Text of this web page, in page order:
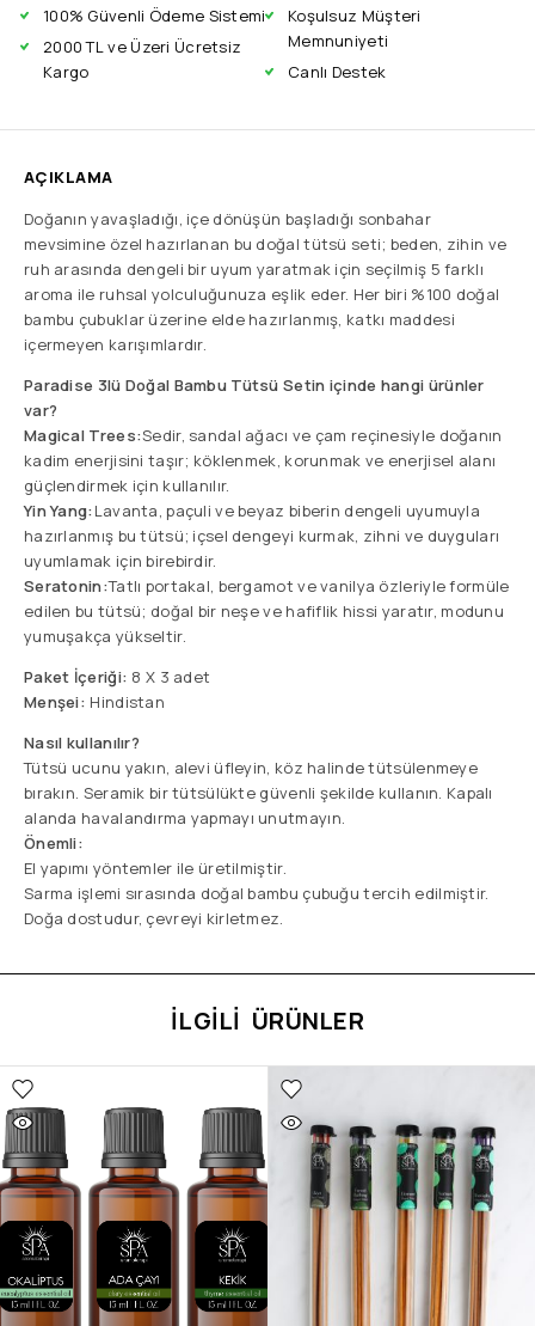
100% Güvenli Ödeme Sistemi
2000 TL ve Üzeri Ücretsiz
Kargo
Koşulsuz Müşteri
Memnuniyeti
Canlı Destek
AÇIKLAMA
Doğanın yavaşladığı, içe dönüşün başladığı sonbahar
mevsimine özel hazırlanan bu doğal tütsü seti; beden, zihin ve
ruh arasında dengeli bir uyum yaratmak için seçilmiş 5 farklı
aroma ile ruhsal yolculuğunuza eşlik eder. Her biri %100 doğal
bambu çubuklar üzerine elde hazırlanmış, katkı maddesi
içermeyen karışımlardır.
Paradise 3lü Doğal Bambu Tütsü Setin içinde hangi ürünler
var?
Magical Trees:Sedir, sandal ağacı ve çam reçinesiyle doğanın
kadim enerjisini taşır; köklenmek, korunmak ve enerjisel alanı
güçlendirmek için kullanılır.
Yin Yang:Lavanta, paçuli ve beyaz biberin dengeli uyumuyla
hazırlanmış bu tütsü; içsel dengeyi kurmak, zihni ve duyguları
uyumlamak için birebirdir.
Seratonin:Tatlı portakal, bergamot ve vanilya özleriyle formüle
edilen bu tütsü; doğal bir neşe ve hafiflik hissi yaratır, modunu
yumuşakça yükseltir.
Paket İçeriği: 8 X 3 adet
Menşei: Hindistan
Nasıl kullanılır?
Tütsü ucunu yakın, alevi üfleyin, köz halinde tütsülenmeye
bırakın. Seramik bir tütsülükte güvenli şekilde kullanın. Kapalı
alanda havalandırma yapmayı unutmayın.
Önemli:
El yapımı yöntemler ile üretilmiştir.
Sarma işlemi sırasında doğal bambu çubuğu tercih edilmiştir.
Doğa dostudur, çevreyi kirletmez.
İLGILI ÜRÜNLER